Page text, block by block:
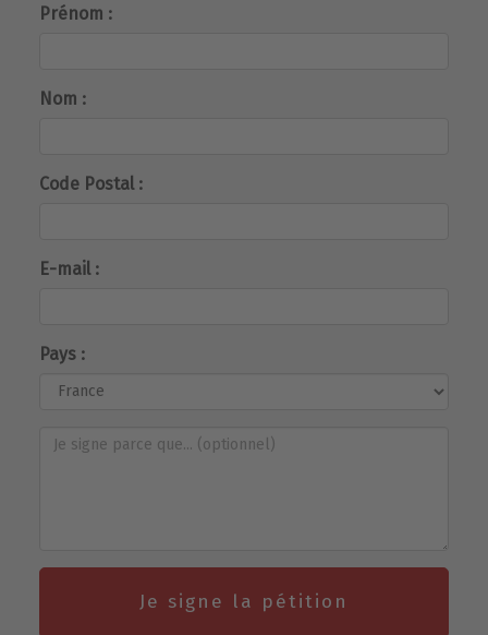
Prénom :
Nom :
Code Postal :
E-mail :
Pays :
Je signe la pétition